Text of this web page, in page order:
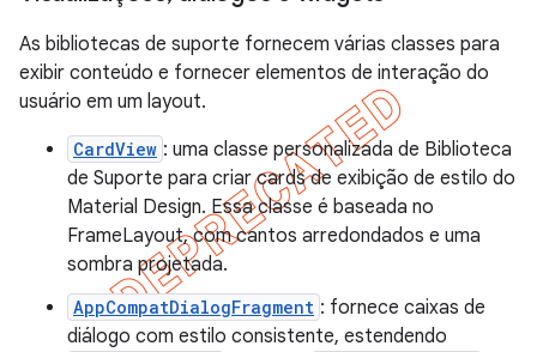
As bibliotecas de suporte fornecem várias classes para
exibir conteúdo e fornecer elementos de interação do
usuário em um layout.
CardView : uma classe personalizada de Biblioteca
de Suporte para criar cards de exibição de estilo do
Material Design. Essa classe é baseada no
FrameLayout, com cantos arredondados e uma
sombra projetada.
AppCompatDialogFragment : fornece caixas de
diálogo com estilo consistente, estendendo